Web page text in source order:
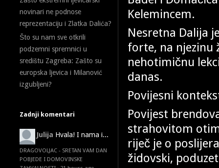
novinari ne podnose
reprezentaciju i Zlatka Dalića?
Što su nam sve otkrili
podzemni spremnici u
središtu Zagreba: Zašto su
europska ljevica i Milanović
izgubljeni?
Zadnji komentari
Julija Hvala! I nama i...
DRAGOVOLJAC - SRETAN VAM DAN
POBJEDE I DOMOVINSKE
Kelemincem.
Nesretna Dalija
forte, na njezinu
nehotimičnu
danas.
Povijesni
Povijest
strahovitom
riječ je o
židovski,